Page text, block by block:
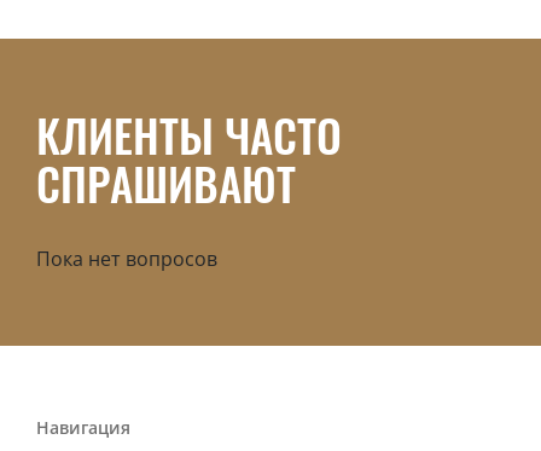
КЛИЕНТЫ ЧАСТО
СПРАШИВАЮТ
Пока нет вопросов
Навигация